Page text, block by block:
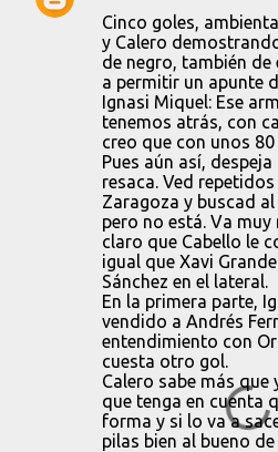
n
Cinco goles,
y Calero
de negro, también de
a permitir un apunte
Ignasi Miquel: Ese
tenemos atrás, con
creo que con unos
Pues aún así,
resaca. Ved
Zaragoza y buscad
pero no está. Va muy
claro que Cabello le
igual que Xavi
Sánchez en el lateral.
En la primera parte,
vendido a Andrés
entendimiento con
cuesta otro gol.
Calero sabe más que
que tenga en cuenta
forma y si lo va a
pilas bien al bueno